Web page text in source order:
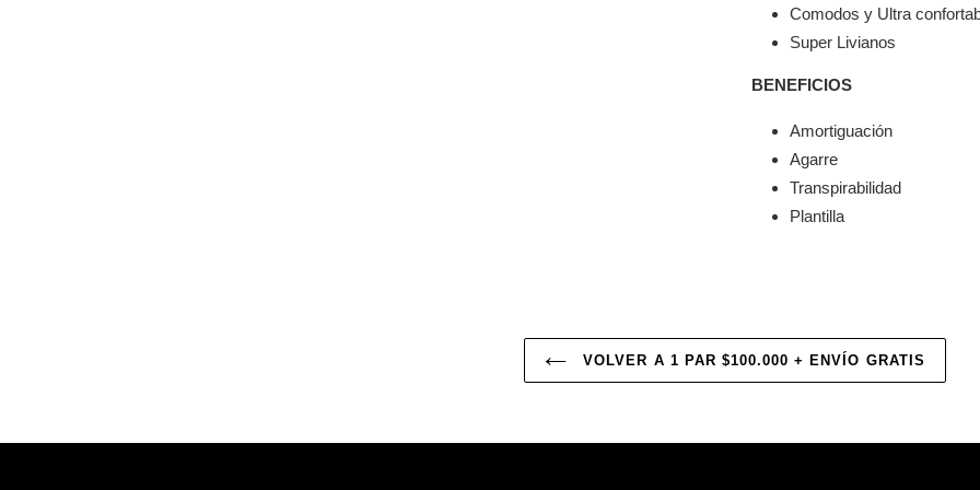
carrito
Comodos y Ultra
Super Livianos
BENEFICIOS
Amortiguación
Agarre
Transpirabilidad
Plantilla
VOLVER A 1 PAR $100.000 + ENVÍO GRATIS